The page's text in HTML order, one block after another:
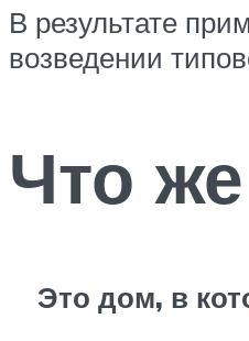
В результате
возведении
Что
Это дом, в